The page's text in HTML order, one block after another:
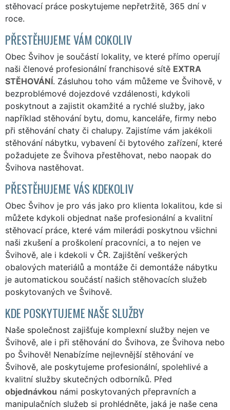
stěhovací práce poskytujeme nepřetržitě, 365 dní v
roce.
PŘESTĚHUJEME VÁM COKOLIV
Obec Švihov je součástí lokality, ve které přímo operují
naši členové profesionální franchisové sítě EXTRA
STĚHOVÁNÍ. Zásluhou toho vám můžeme ve Švihově, v
bezproblémové dojezdové vzdálenosti, kdykoli
poskytnout a zajistit okamžité a rychlé služby, jako
například stěhování bytu, domu, kanceláře, firmy nebo
při stěhování chaty či chalupy. Zajistíme vám jakékoli
stěhování nábytku, vybavení či bytového zařízení, které
požadujete ze Švihova přestěhovat, nebo naopak do
Švihova nastěhovat.
PŘESTĚHUJEME VÁS KDEKOLIV
Obec Švihov je pro vás jako pro klienta lokalitou, kde si
můžete kdykoli objednat naše profesionální a kvalitní
stěhovací práce, které vám milerádi poskytnou všichni
naši zkušení a proškolení pracovníci, a to nejen ve
Švihově, ale i kdekoli v ČR. Zajištění veškerých
obalových materiálů a montáže či demontáže nábytku
je automatickou součástí našich stěhovacích služeb
poskytovaných ve Švihově.
KDE POSKYTUJEME NAŠE SLUŽBY
Naše společnost zajišťuje komplexní služby nejen ve
Švihově, ale i při stěhování do Švihova, ze Švihova nebo
po Švihově! Nenabízíme nejlevnější stěhování ve
Švihově, ale poskytujeme profesionální, spolehlivé a
kvalitní služby skutečných odborníků. Před
objednávkou námi poskytovaných přepravních a
manipulačních služeb si prohlédněte, jaká je naše cena